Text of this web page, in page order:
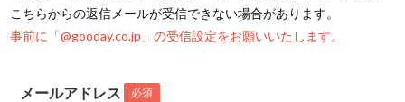
こちらからの返信メールが受信できない場合があります。
事前に「@gooday.co.jp」の受信設定をお願いいたします。
メールアドレス 必須